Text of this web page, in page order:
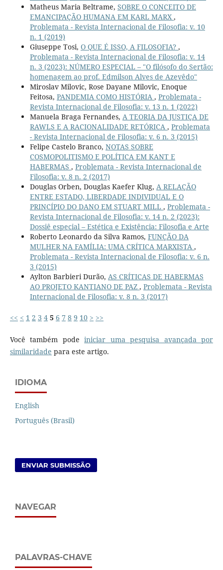
Matheus Maria Beltrame, SOBRE O CONCEITO DE
EMANCIPAÇÃO HUMANA EM KARL MARX ,
Problemata - Revista Internacional de Filosofia: v. 10
n. 1 (2019)
Giuseppe Tosi, O QUE É ISSO, A FILOSOFIA? ,
Problemata - Revista Internacional de Filosofia: v. 14
n. 3 (2023): NÚMERO ESPECIAL – "O filósofo do Sertão:
homenagem ao prof. Edmilson Alves de Azevêdo"
Miroslav Milovic, Rose Dayane Milovic, Enoque
Feitosa, PANDEMIA COMO HISTÓRIA , Problemata -
Revista Internacional de Filosofia: v. 13 n. 1 (2022)
Manuela Braga Fernandes, A TEORIA DA JUSTIÇA DE
RAWLS E A RACIONALIDADE RETÓRICA , Problemata
- Revista Internacional de Filosofia: v. 6 n. 3 (2015)
Felipe Castelo Branco, NOTAS SOBRE
COSMOPOLITISMO E POLÍTICA EM KANT E
HABERMAS , Problemata - Revista Internacional de
Filosofia: v. 8 n. 2 (2017)
Douglas Orben, Douglas Kaefer Klug, A RELAÇÃO
ENTRE ESTADO, LIBERDADE INDIVIDUAL E O
PRINCÍPIO DO DANO EM STUART MILL , Problemata -
Revista Internacional de Filosofia: v. 14 n. 2 (2023):
Dossiê especial – Estética e Existência: Filosofia e Arte
Roberto Leonardo da Silva Ramos, FUNÇÃO DA
MULHER NA FAMÍLIA: UMA CRÍTICA MARXISTA ,
Problemata - Revista Internacional de Filosofia: v. 6 n.
3 (2015)
Aylton Barbieri Durão, AS CRÍTICAS DE HABERMAS
AO PROJETO KANTIANO DE PAZ , Problemata - Revista
Internacional de Filosofia: v. 8 n. 3 (2017)
<< < 1 2 3 4 5 6 7 8 9 10 > >>
Você também podeiniciar uma pesquisa avançada por
similaridade para este artigo.
IDIOMA
English
Português (Brasil)
ENVIAR SUBMISSÃO
NAVEGAR
PALAVRAS-CHAVE